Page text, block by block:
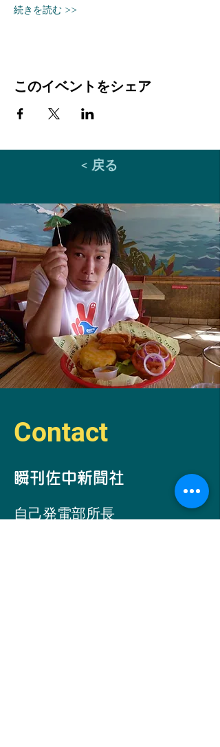
続きを読む >>
このイベントをシェア
< 戻る
Contact
​瞬刊佐中新聞社
自己発電部所長